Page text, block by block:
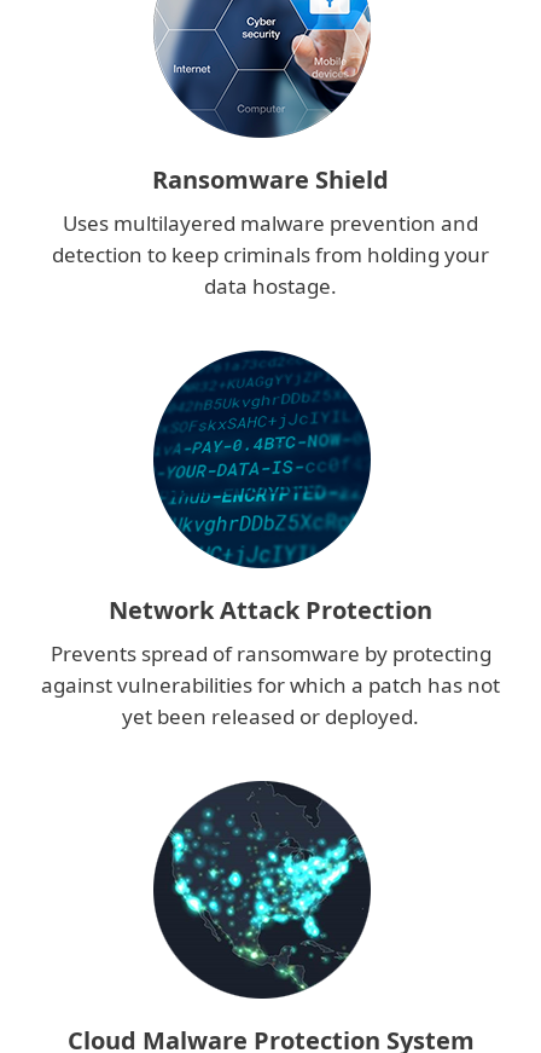
Ransomware Shield
Uses multilayered malware prevention and
detection to keep criminals from holding your
data hostage.
Network Attack Protection
Prevents spread of ransomware by protecting
against vulnerabilities for which a patch has not
yet been released or deployed.
Cloud Malware Protection System